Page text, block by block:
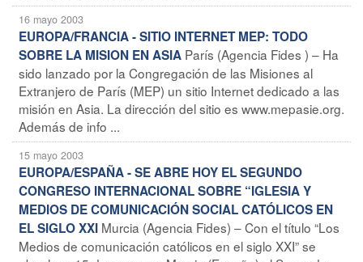
16 mayo 2003
EUROPA/FRANCIA - SITIO INTERNET MEP: TODO
SOBRE LA MISION EN ASIA París (Agencia Fides ) – Ha
sido lanzado por la Congregación de las Misiones al
Extranjero de París (MEP) un sitio Internet dedicado a las
misión en Asia. La dirección del sitio es www.mepasie.org.
Además de info ...
15 mayo 2003
EUROPA/ESPAÑA - SE ABRE HOY EL SEGUNDO
CONGRESO INTERNACIONAL SOBRE “IGLESIA Y
MEDIOS DE COMUNICACIÓN SOCIAL CATÓLICOS EN
EL SIGLO XXI Murcia (Agencia Fides) – Con el título “Los
Medios de comunicación católicos en el siglo XXI” se